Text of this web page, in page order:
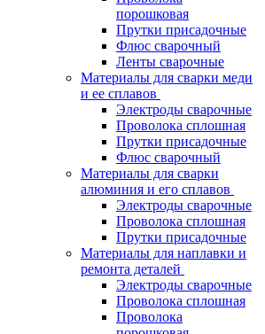
порошковая
Прутки присадочные
Флюс сварочный
Ленты сварочные
Материалы для сварки меди
и ее сплавов
Электроды сварочные
Проволока сплошная
Прутки присадочные
Флюс сварочный
Материалы для сварки
алюминия и его сплавов
Электроды сварочные
Проволока сплошная
Прутки присадочные
Материалы для наплавки и
ремонта деталей
Электроды сварочные
Проволока сплошная
Проволока